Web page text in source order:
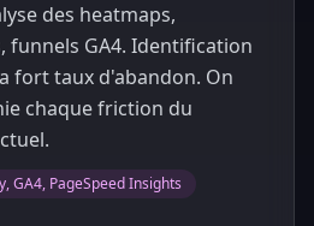
des heatmaps,
funnels GA4. Identification
fort taux d'abandon. On
chaque friction du
GA4, PageSpeed Insights